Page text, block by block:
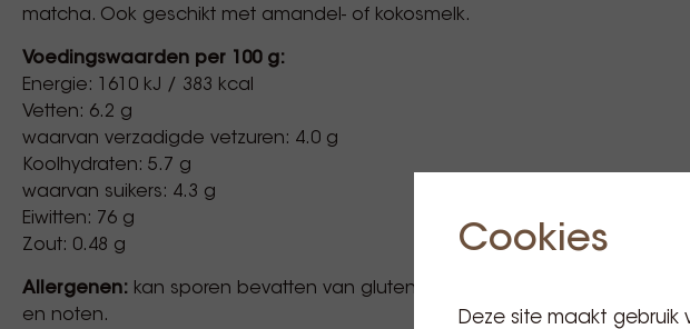
matcha. Ook geschikt met amandel- of kokosmelk.
Voedingswaarden per 100 g:
Energie: 1610 kJ / 383 kcal
Vetten: 6.2 g
waarvan verzadigde vetzuren: 4.0 g
Koolhydraten: 5.7 g
waarvan suikers: 4.3 g
Eiwitten: 76 g
Zout: 0.48 g
Allergenen: kan sporen bevatten van gluten, soja, eieren, selderij, sulfieten,
en noten.
Cookies
Deze site maakt